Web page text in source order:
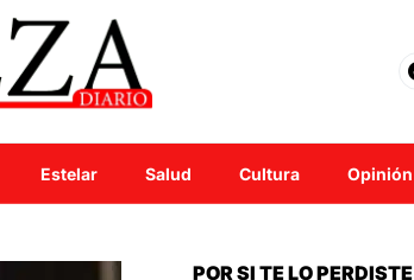
Estelar Salud Cultura Opinión
POR SI TE LO PERDISTE